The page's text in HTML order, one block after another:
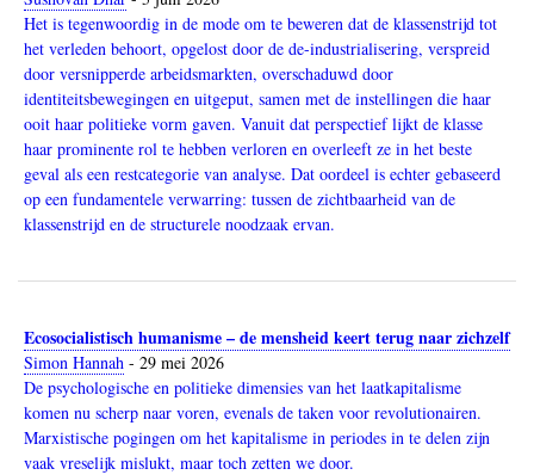
Het is tegenwoordig in de mode om te beweren dat de klassenstrijd tot
het verleden behoort, opgelost door de de-industrialisering, verspreid
door versnipperde arbeidsmarkten, overschaduwd door
identiteitsbewegingen en uitgeput, samen met de instellingen die haar
ooit haar politieke vorm gaven. Vanuit dat perspectief lijkt de klasse
haar prominente rol te hebben verloren en overleeft ze in het beste
geval als een restcategorie van analyse. Dat oordeel is echter gebaseerd
op een fundamentele verwarring: tussen de zichtbaarheid van de
klassenstrijd en de structurele noodzaak ervan.
Ecosocialistisch humanisme – de mensheid keert terug naar zichzelf
Simon Hannah - 29 mei 2026
De psychologische en politieke dimensies van het laatkapitalisme
komen nu scherp naar voren, evenals de taken voor revolutionairen.
Marxistische pogingen om het kapitalisme in periodes in te delen zijn
vaak vreselijk mislukt, maar toch zetten we door.